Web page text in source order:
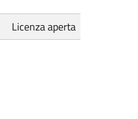
Licenza aperta